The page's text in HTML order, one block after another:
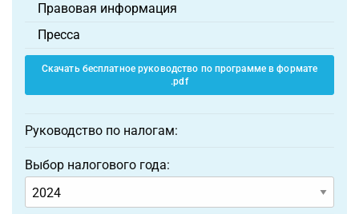
Правовая информация
Пресса
Скачать бесплатное руководство по программе в формате
.pdf
Руководство по налогам:
Выбор налогового года: